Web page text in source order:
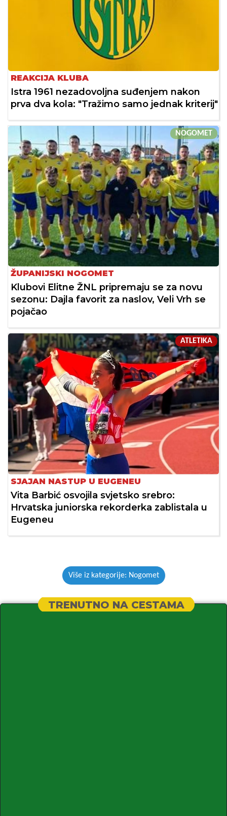
REAKCIJA KLUBA
Istra 1961 nezadovoljna suđenjem nakon
prva dva kola: "Tražimo samo jednak kriterij"
NOGOMET
ŽUPANIJSKI NOGOMET
Klubovi Elitne ŽNL pripremaju se za novu
sezonu: Dajla favorit za naslov, Veli Vrh se
pojačao
ATLETIKA
SJAJAN NASTUP U EUGENEU
Vita Barbić osvojila svjetsko srebro:
Hrvatska juniorska rekorderka zablistala u
Eugeneu
Više iz kategorije: Nogomet
TRENUTNO NA CESTAMA